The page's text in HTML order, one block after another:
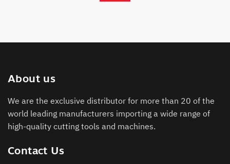
About us
We are the exclusive distributor for more than 20 of the
world leading manufacturers importing a wide range of
high-quality cutting tools and machines.
Contact Us